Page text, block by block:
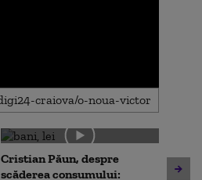
Cristian Păun, despre
scăderea consumului: